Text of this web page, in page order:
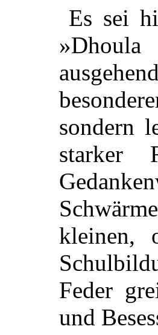
Es sei
sondern
starker
kleinen,
Feder
und